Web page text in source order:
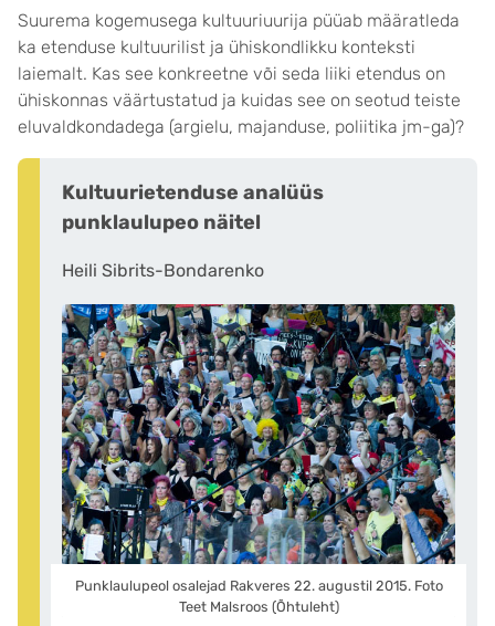
Suurema kogemusega kultuuriuurija püüab määratleda
ka etenduse kultuurilist ja ühiskondlikku konteksti
laiemalt. Kas see konkreetne või seda liiki etendus on
ühiskonnas väärtustatud ja kuidas see on seotud teiste
eluvaldkondadega (argielu, majanduse, poliitika jm-ga)?
Kultuurietenduse analüüs
punklaulupeo näitel
Heili Sibrits-Bondarenko
Punklaulupeol osalejad Rakveres 22. augustil 2015. Foto
Teet Malsroos (Õhtuleht)